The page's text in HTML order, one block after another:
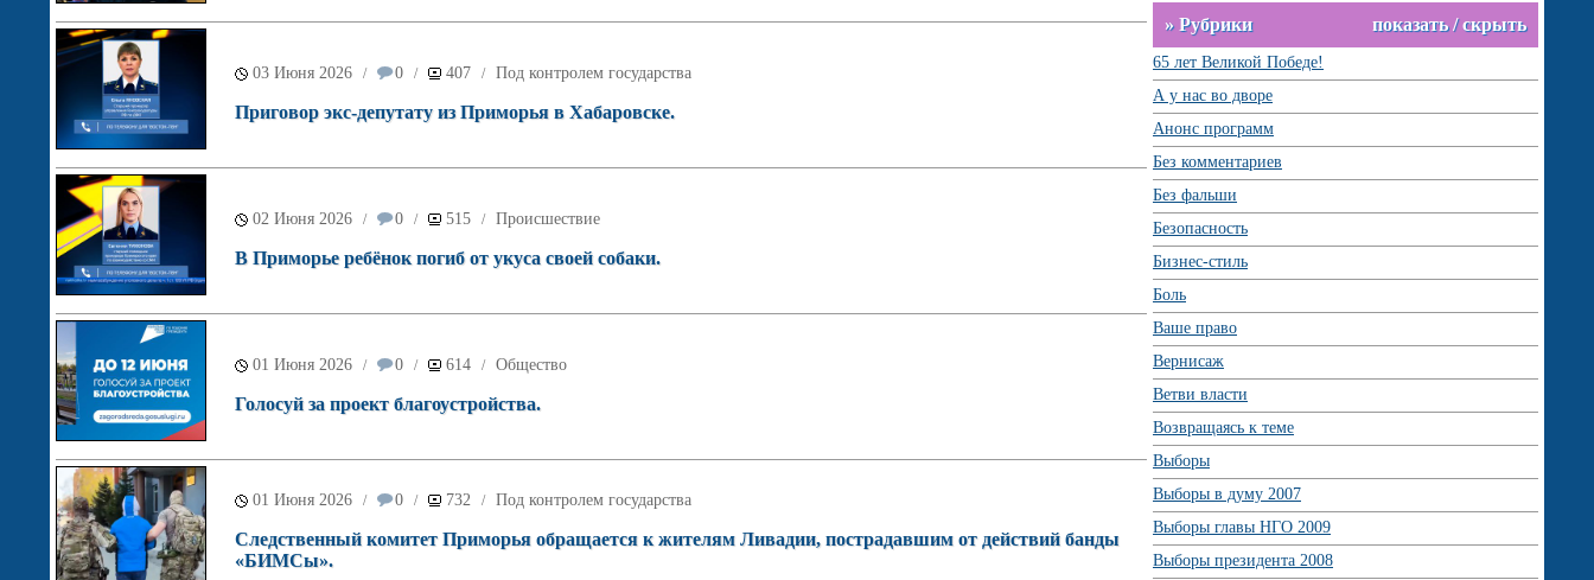
03 Июня 2026 / 0 / 407 / Под контролем государства
Приговор экс-депутату из Приморья в Хабаровске.
02 Июня 2026 / 0 / 515 / Происшествие
В Приморье ребёнок погиб от укуса своей собаки.
01 Июня 2026 / 0 / 614 / Общество
Голосуй за проект благоустройства.
01 Июня 2026 / 0 / 732 / Под контролем государства
Следственный комитет Приморья обращается к жителям Ливадии, пострадавшим от действий банды
«БИМСы».
» Рубрики показать / скрыть
65 лет Великой Победе!
А у нас во дворе
Анонс программ
Без комментариев
Без фальши
Безопасность
Бизнес-стиль
Боль
Ваше право
Вернисаж
Ветви власти
Возвращаясь к теме
Выборы
Выборы в думу 2007
Выборы главы НГО 2009
Выборы президента 2008